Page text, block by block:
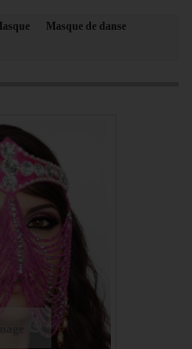
Masque de danse